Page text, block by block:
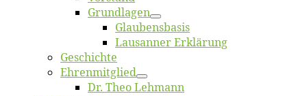
Grund­la­gen
Glaubens­ba­sis
Lausan­ner Erklärung
Ge­schich­te
Eh­ren­mit­glied
Dr. Theo Lehmann